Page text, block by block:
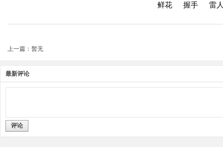
鲜花 握手 雷
上一篇：暂无
最新评论
评论